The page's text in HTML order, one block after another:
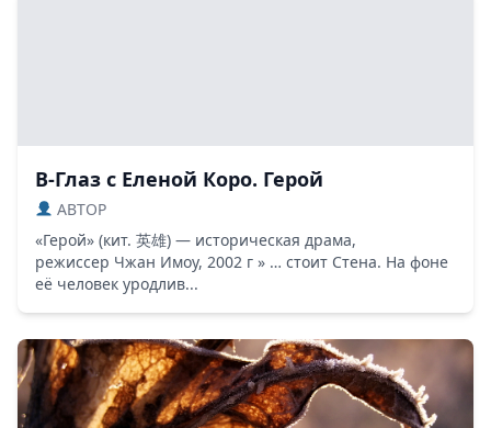
В-Глаз с Еленой Коро. Герой
ABTOP
«Герой» (кит. 英雄) — историческая драма,
режиссер Чжан Имоу, 2002 г » … стоит Стена. На фоне
её человек уродлив...